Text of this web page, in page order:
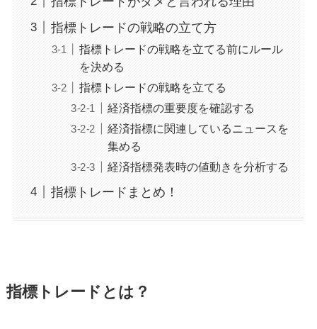
指標トレードの戦略の立て方
指標トレードの戦略を立てる前にルール
を決める
指標トレードの戦略を立てる
経済指標の重要度を確認する
経済指標に関連しているニュースを
集める
経済指標発表時の値動きを分析する
指標トレードまとめ！
指標トレードとは？